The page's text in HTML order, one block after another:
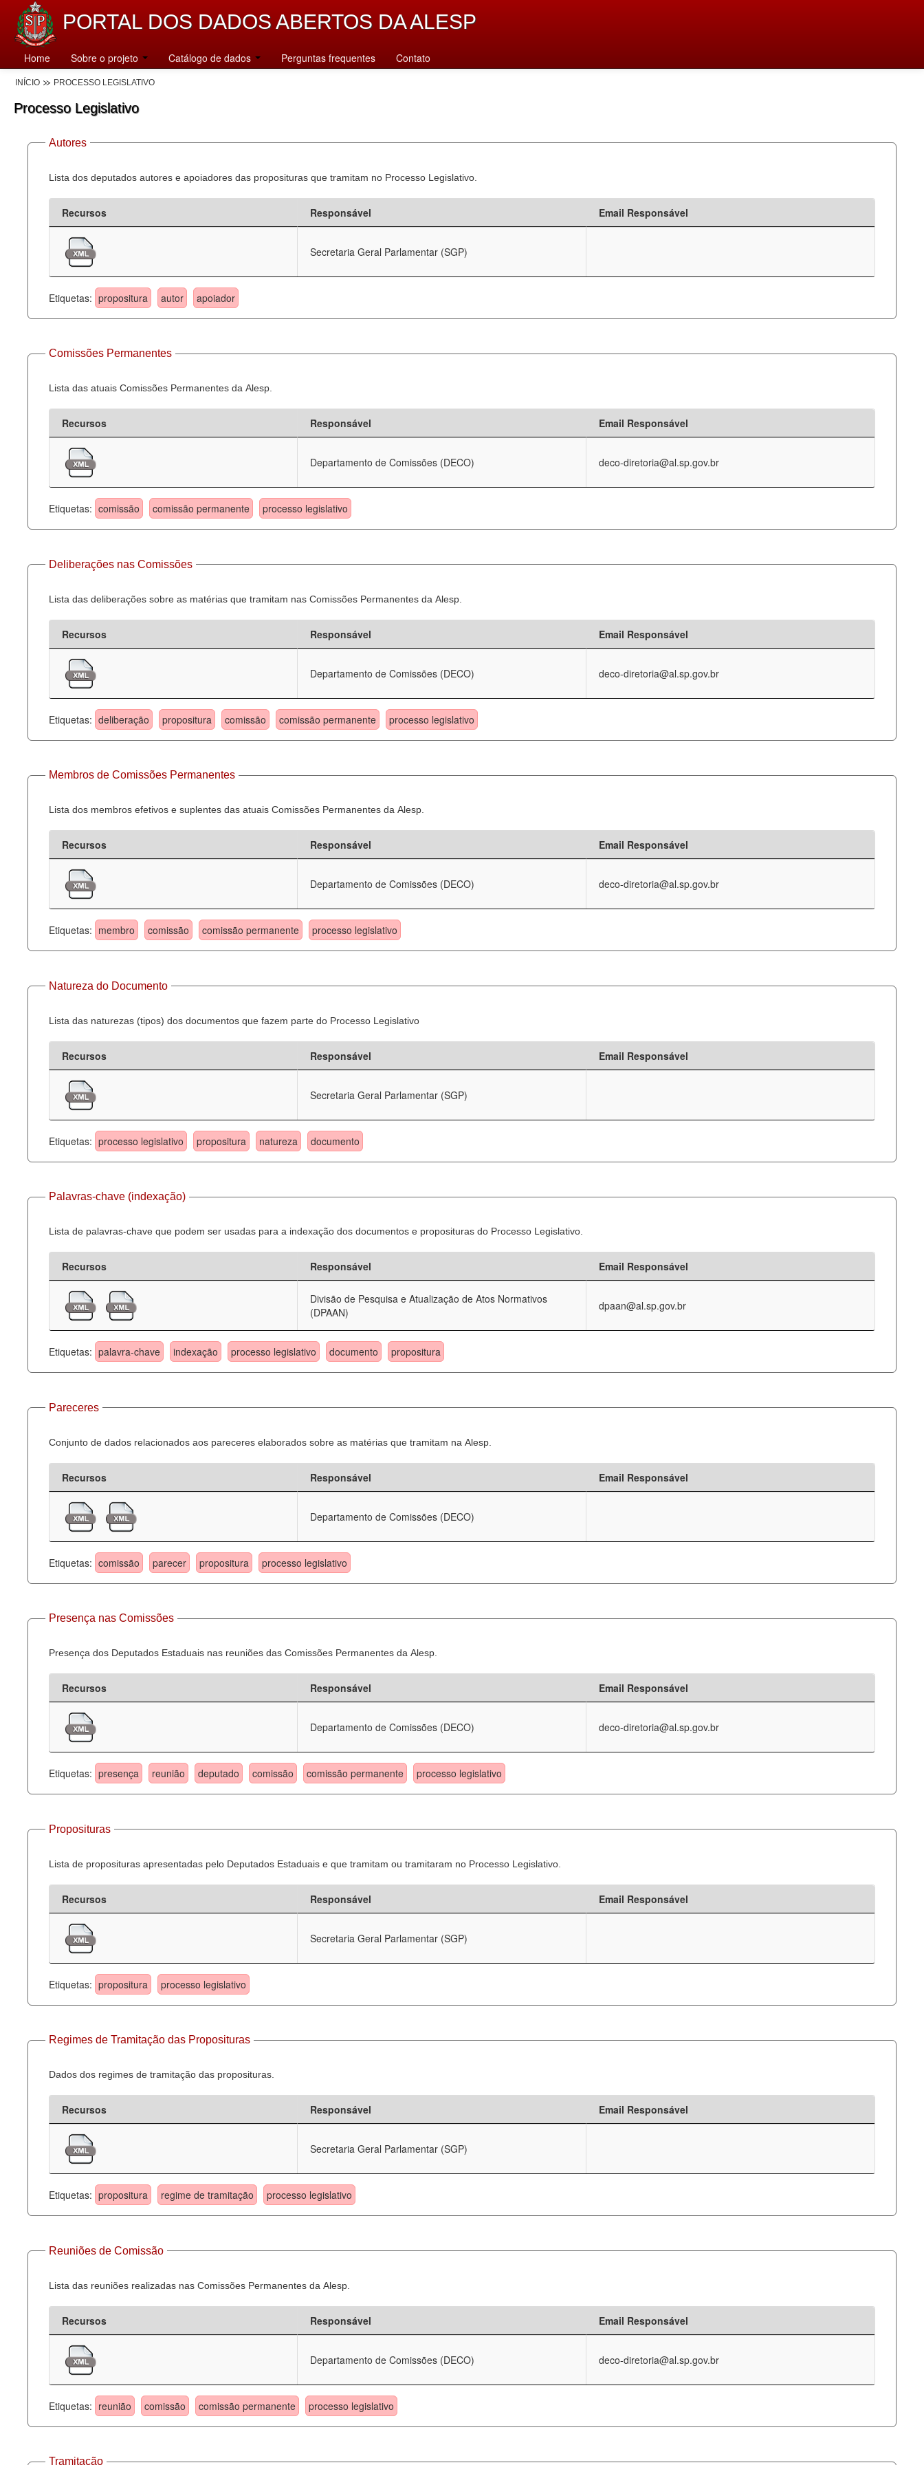
PORTAL DOS DADOS ABERTOS DA ALESP
Home Sobre o projeto Catálogo de dados Perguntas frequentes Contato
INÍCIO PROCESSO LEGISLATIVO
Processo Legislativo
Autores
Lista dos deputados autores e apoiadores das proposituras que tramitam no Processo Legislativo.
Recursos Responsável Email Responsável
Secretaria Geral Parlamentar (SGP)
Etiquetas: propositura autor apoiador
Comissões Permanentes
Lista das atuais Comissões Permanentes da Alesp.
Recursos Responsável Email Responsável
Departamento de Comissões (DECO) deco-diretoria@al.sp.gov.br
Etiquetas: comissão comissão permanente processo legislativo
Deliberações nas Comissões
Lista das deliberações sobre as matérias que tramitam nas Comissões Permanentes da Alesp.
Recursos Responsável Email Responsável
Departamento de Comissões (DECO) deco-diretoria@al.sp.gov.br
Etiquetas: deliberação propositura comissão comissão permanente processo legislativo
Membros de Comissões Permanentes
Lista dos membros efetivos e suplentes das atuais Comissões Permanentes da Alesp.
Recursos Responsável Email Responsável
Departamento de Comissões (DECO) deco-diretoria@al.sp.gov.br
Etiquetas: membro comissão comissão permanente processo legislativo
Natureza do Documento
Lista das naturezas (tipos) dos documentos que fazem parte do Processo Legislativo
Recursos Responsável Email Responsável
Secretaria Geral Parlamentar (SGP)
Etiquetas: processo legislativo propositura natureza documento
Palavras-chave (indexação)
Lista de palavras-chave que podem ser usadas para a indexação dos documentos e proposituras do Processo Legislativo.
Recursos Responsável Email Responsável
Divisão de Pesquisa e Atualização de Atos Normativos
(DPAAN)
dpaan@al.sp.gov.br
Etiquetas: palavra-chave indexação processo legislativo documento propositura
Pareceres
Conjunto de dados relacionados aos pareceres elaborados sobre as matérias que tramitam na Alesp.
Recursos Responsável Email Responsável
Departamento de Comissões (DECO)
Etiquetas: comissão parecer propositura processo legislativo
Presença nas Comissões
Presença dos Deputados Estaduais nas reuniões das Comissões Permanentes da Alesp.
Recursos Responsável Email Responsável
Departamento de Comissões (DECO) deco-diretoria@al.sp.gov.br
Etiquetas: presença reunião deputado comissão comissão permanente processo legislativo
Proposituras
Lista de proposituras apresentadas pelo Deputados Estaduais e que tramitam ou tramitaram no Processo Legislativo.
Recursos Responsável Email Responsável
Secretaria Geral Parlamentar (SGP)
Etiquetas: propositura processo legislativo
Regimes de Tramitação das Proposituras
Dados dos regimes de tramitação das proposituras.
Recursos Responsável Email Responsável
Secretaria Geral Parlamentar (SGP)
Etiquetas: propositura regime de tramitação processo legislativo
Reuniões de Comissão
Lista das reuniões realizadas nas Comissões Permanentes da Alesp.
Recursos Responsável Email Responsável
Departamento de Comissões (DECO) deco-diretoria@al.sp.gov.br
Etiquetas: reunião comissão comissão permanente processo legislativo
Tramitação